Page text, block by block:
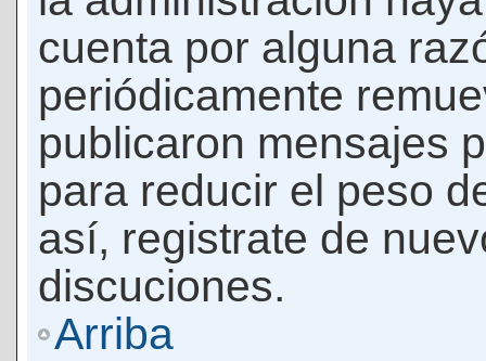
cuenta por alguna
periódicamente
publicaron mensajes
para reducir el peso
así, registrate de
discuciones.
Arriba